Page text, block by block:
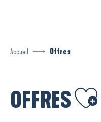
Accueil Offres
OFFRES